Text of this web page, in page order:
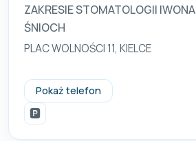
ZAKRESIE STOMATOLOGII IWONA
ŚNIOCH
PLAC WOLNOŚCI 11, KIELCE
Pokaż telefon
(41) 344 24 18
🅿️